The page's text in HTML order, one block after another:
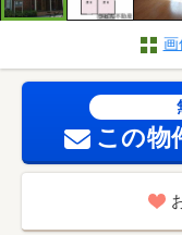
画
この物